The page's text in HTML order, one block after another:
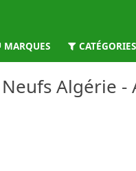
MARQUES CATÉGORIES
Algérie -